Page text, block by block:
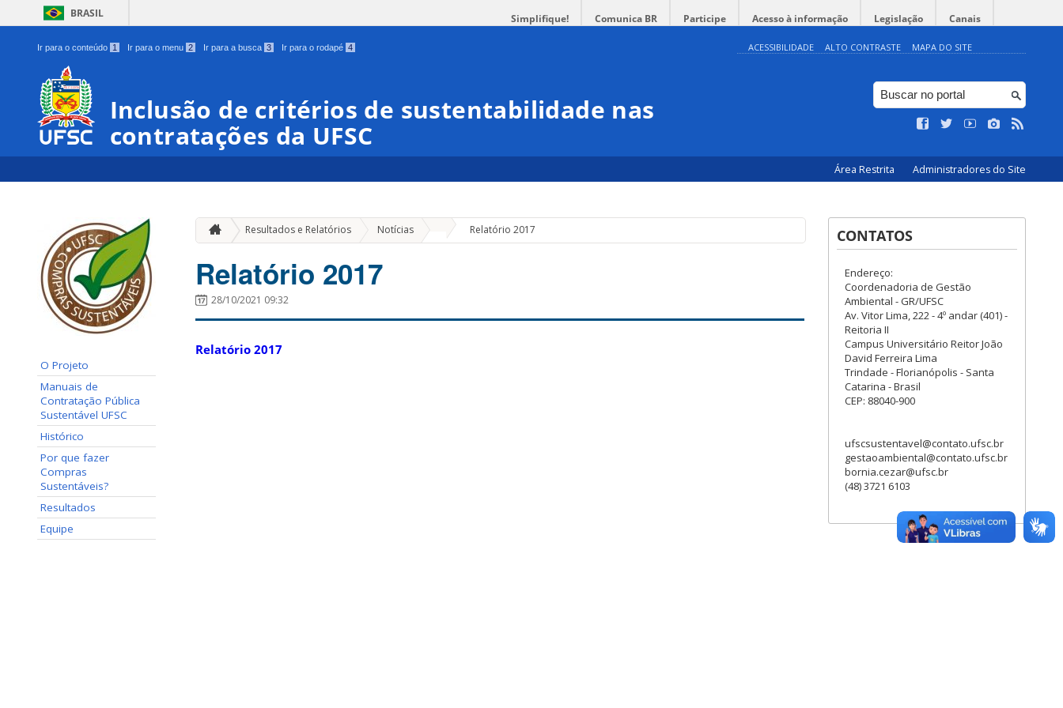
BRASIL Simplifique! Comunica BR Participe Acesso à informação Legislação Canais
Ir para o conteúdo 1 Ir para o menu 2 Ir para a busca 3 Ir para o rodapé 4 ACESSIBILIDADE ALTO CONTRASTE MAPA DO SITE
Inclusão de critérios de sustentabilidade nas
contratações da UFSC
Área Restrita Administradores do Site
O Projeto
Manuais de
Contratação Pública
Sustentável UFSC
Histórico
Por que fazer
Compras
Sustentáveis?
Resultados
Equipe
Resultados e Relatórios Notícias Relatório 2017
Relatório 2017
28/10/2021 09:32
Relatório 2017
CONTATOS
Endereço:
Coordenadoria de Gestão
Ambiental - GR/UFSC
Av. Vitor Lima, 222 - 4º andar (401) -
Reitoria II
Campus Universitário Reitor João
David Ferreira Lima
Trindade - Florianópolis - Santa
Catarina - Brasil
CEP: 88040-900
ufscsustentavel@contato.ufsc.br
gestaoambiental@contato.ufsc.br
bornia.cezar@ufsc.br
(48) 3721 6103